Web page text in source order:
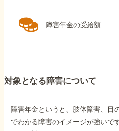
障害年金の受給額
対象となる障害について
障害年金というと、肢体障害、目
でわかる障害のイメージが強いで